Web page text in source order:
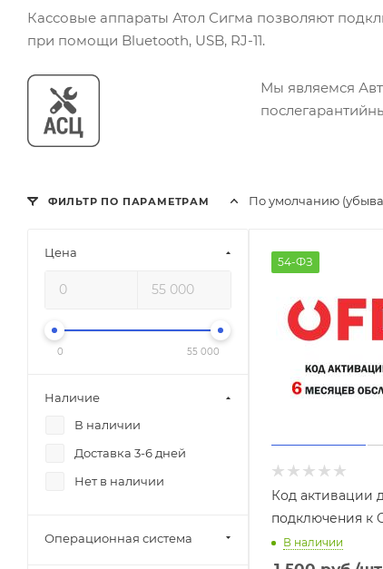
Кассовые аппараты Атол Сигма позволяют
при помощи Bluetooth, USB, RJ-11.
Мы являемся
По умолчанию
54-ФЗ
Код активации
подключения к
В наличии
ФИЛЬТР ПО ПАРАМЕТРАМ
Цена
0 55 000
Наличие
В наличии
Доставка 3-6 дней
Нет в наличии
Операционная система